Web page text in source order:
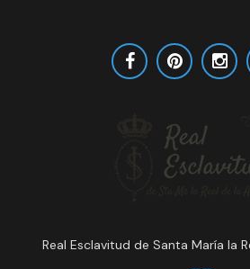
Real Esclavitud de Santa María la